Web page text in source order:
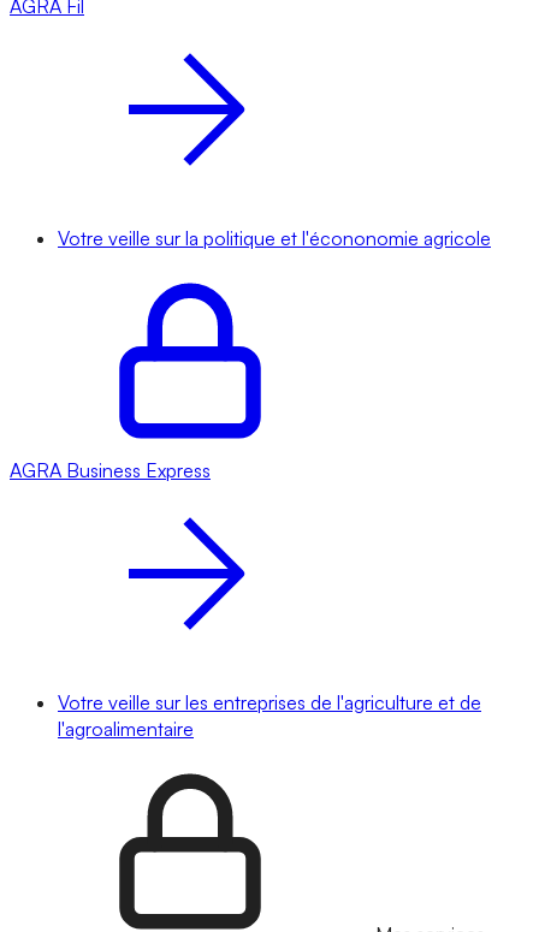
AGRA Fil
Votre veille sur la politique et l'écononomie agricole
AGRA Business Express
Votre veille sur les entreprises de l'agriculture et de
l'agroalimentaire